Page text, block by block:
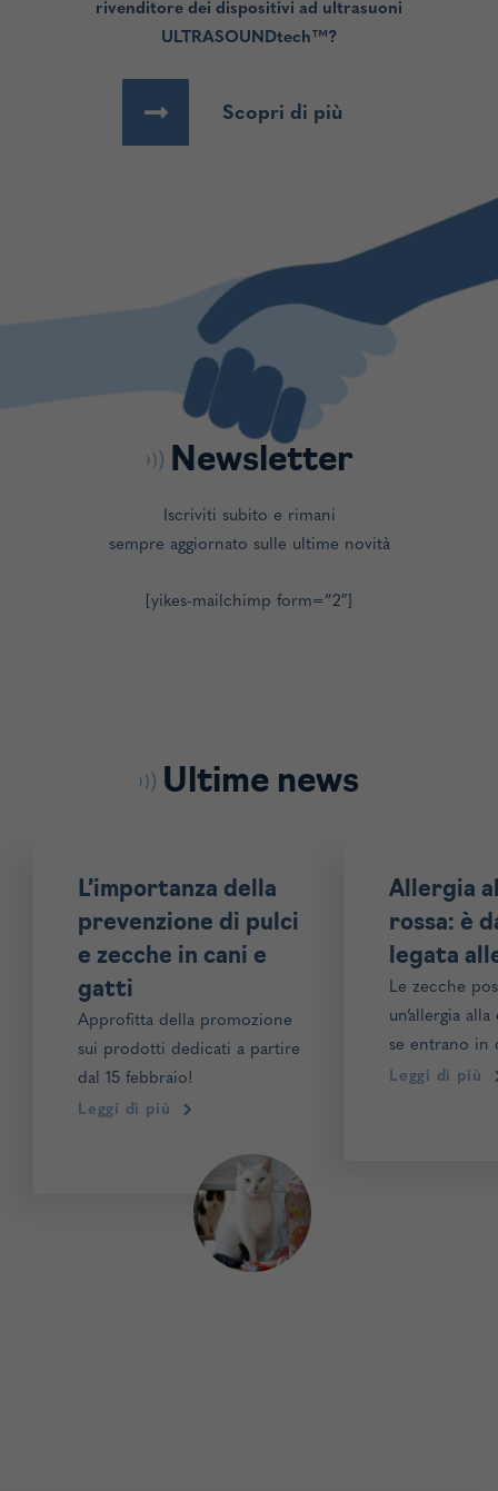
rivenditore dei dispositivi ad ultrasuoni
ULTRASOUNDtech™?
Scopri di più
Newsletter
Iscriviti subito e rimani
sempre aggiornato sulle ultime novità
[yikes-mailchimp form=”2″]
Ultime news
L’importanza della
prevenzione di pulci
e zecche in cani e
gatti
Approfitta della promozione
sui prodotti dedicati a partire
dal 15 febbraio!
Leggi di più
Allergia
rossa: è
legata
Le zecche
un’allergia
se entrano in
molecola alfa-
Leggi di più